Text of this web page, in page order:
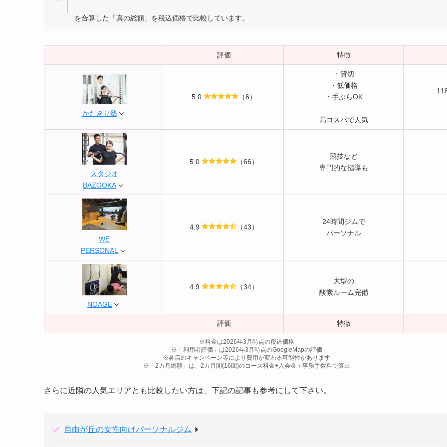
を合算した「真の総額」を税込価格で比較しています。
評価 特徴
かたぎり塾
5.0 （6）
・貸切
・低価格
・手ぶらOK
高コスパで人気
スタジオ
BAZOOKA
5.0 （66）
競技など
専門的な指導も
WE
PERSONAL
4.9 （43）
24時間ジムで
パーソナル
NOAGE
4.9 （34）
大型の
酸素ルーム完備
評価 特徴
※料金は2026年3月時点の税込価格
※「利用者評価」は2026年3月時点のGoogleMapの評価
※各店のキャンペーン等により費用が変わる可能性があります
※「2カ月総額」は、2カ月間(16回)のコース料金+入会金＋事務手数料で算出
さらに近隣の人気エリアとも比較したい方は、下記の記事も参考にして下さい。
自由が丘の女性向けパーソナルジム